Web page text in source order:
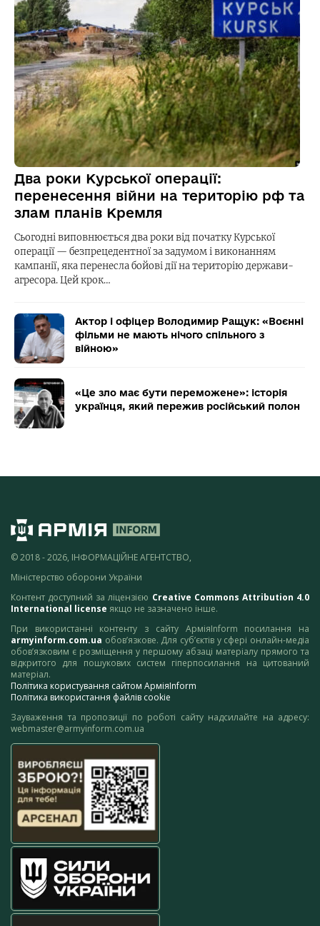
Два роки Курської операції:
перенесення війни на територію рф та
злам планів Кремля
Сьогодні виповнюється два роки від початку Курської
операції — безпрецедентної за задумом і виконанням
кампанії, яка перенесла бойові дії на територію держави-
агресора. Цей крок…
Актор і офіцер Володимир Ращук: «Воєнні
фільми не мають нічого спільного з
війною»
«Це зло має бути переможене»: історія
українця, який пережив російський полон
© 2018 - 2026, ІНФОРМАЦІЙНЕ АГЕНТСТВО,
Міністерство оборони України
Контент доступний за ліцензією Creative Commons Attribution 4.0
International license якщо не зазначено інше.
При використанні контенту з сайту АрміяInform посилання на
armyinform.com.ua обов’язкове. Для суб’єктів у сфері онлайн-медіа
обов’язковим є розміщення у першому абзаці матеріалу прямого та
відкритого для пошукових систем гіперпосилання на цитований
матеріал.
Політика користування сайтом АрміяInform
Політика використання файлів cookie
Зауваження та пропозиції по роботі сайту надсилайте на адресу:
webmaster@armyinform.com.ua